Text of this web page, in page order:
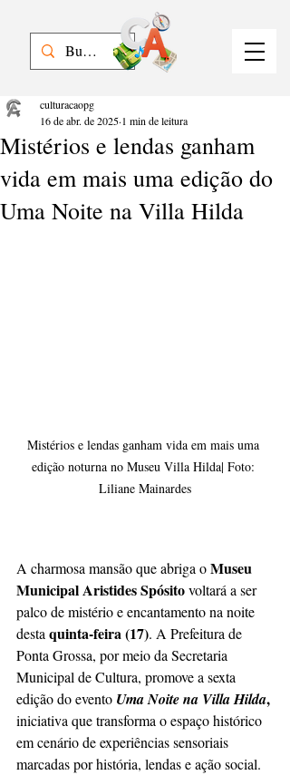
Mistérios e lendas ganham
vida em mais uma edição do
Uma Noite na Villa Hilda
culturacaopg
16 de abr. de 2025 1 min de leitura
Mistérios e lendas ganham vida em mais uma
edição noturna no Museu Villa Hilda| Foto:
Liliane Mainardes
A charmosa mansão que abriga o Museu
Municipal Aristides Spósito voltará a ser
palco de mistério e encantamento na noite
desta quinta-feira (17). A Prefeitura de
Ponta Grossa, por meio da Secretaria
Municipal de Cultura, promove a sexta
edição do evento Uma Noite na Villa Hilda,
iniciativa que transforma o espaço histórico
em cenário de experiências sensoriais
marcadas por história, lendas e ação social.